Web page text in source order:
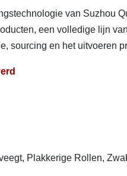
van Suzhou
een volledige lijn
sourcing en het uitvoeren
Plakkerige Rollen,